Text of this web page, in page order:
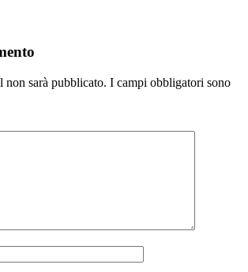
sarà pubblicato. I campi obbligatori sono